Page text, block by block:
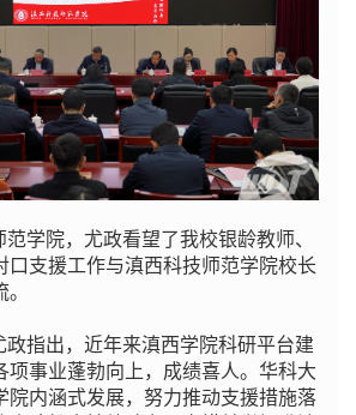
学院，尤政看望了我校银龄教师、
口支援工作与滇西科技师范学院校长
政指出，近年来滇西学院科研平台建
项事业蓬勃向上，成绩喜人。华科大
院内涵式发展，努力推动支援措施落